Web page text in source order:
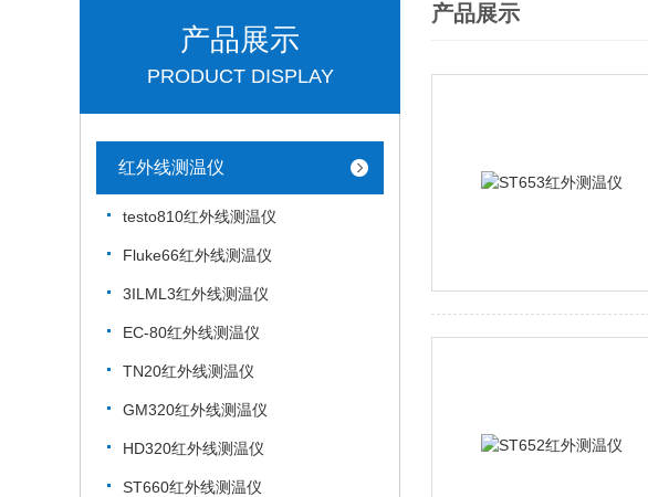
产品展示
PRODUCT DISPLAY
红外线测温仪
testo810红外线测温仪
Fluke66红外线测温仪
3ILML3红外线测温仪
EC-80红外线测温仪
TN20红外线测温仪
GM320红外线测温仪
HD320红外线测温仪
ST660红外线测温仪
产品展示